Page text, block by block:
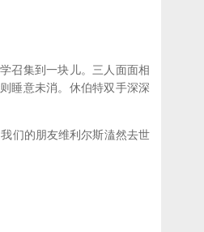
召集到一块儿。三人面面相
睡意未消。休伯特双手深深
们的朋友维利尔斯溘然去世